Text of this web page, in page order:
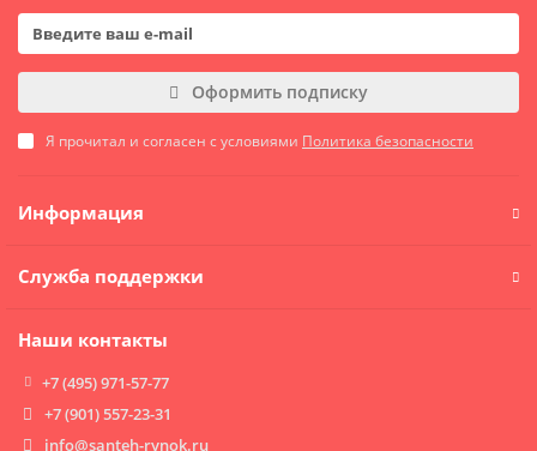
Оформить подписку
Я прочитал и согласен с условиями Политика безопасности
Информация
Служба поддержки
Наши контакты
+7 (495) 971-57-77
+7 (901) 557-23-31
info@santeh-rynok.ru